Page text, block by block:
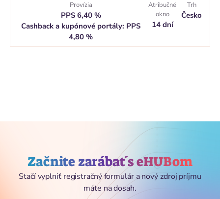
Provízia
PPS 6,40 %
Cashback a kupónové portály: PPS
4,80 %
Atribučné
okno
14 dní
Trh
Česko
Začnite zarábať s eHUBom
Stačí vyplniť registračný formulár a nový zdroj príjmu
máte na dosah.